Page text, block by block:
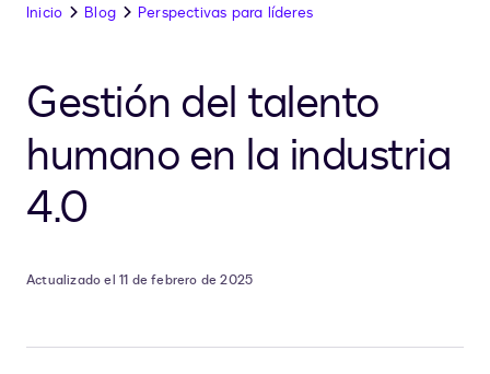
Inicio Blog Perspectivas para líderes
Gestión del talento
humano en la industria
4.0
Actualizado el 11 de febrero de 2025